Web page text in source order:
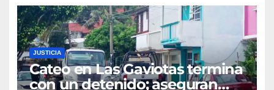
JUSTICIA
Cateo en Las Gaviotas termina
con un detenido; aseguran